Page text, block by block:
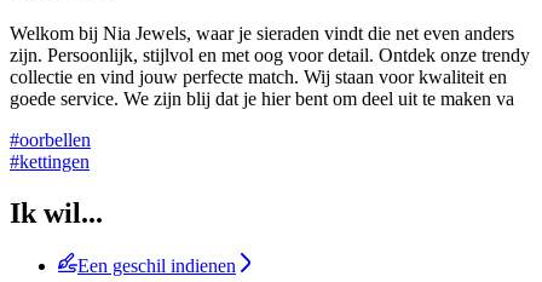
Welkom bij Nia Jewels, waar je sieraden vindt die net even anders
zijn. Persoonlijk, stijlvol en met oog voor detail. Ontdek onze trendy
collectie en vind jouw perfecte match. Wij staan voor kwaliteit en
goede service. We zijn blij dat je hier bent om deel uit te maken va
#oorbellen
#kettingen
Ik wil...
Een geschil indienen